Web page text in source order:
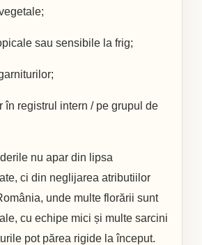
sau sensibile la frig;
în registrul intern / pe grupul de
nu apar din lipsa
ci din neglijarea atributiilor
unde multe florării sunt
cu echipe mici și multe sarcini
pot părea rigide la început.